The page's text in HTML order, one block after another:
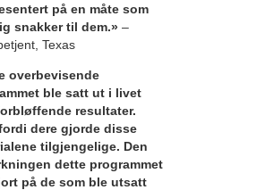
på en måte som
snakker til dem.» –
Texas
overbevisende
ble satt ut i livet
resultater.
dere gjorde disse
tilgjengelige. Den
dette programmet
på de som ble utsatt